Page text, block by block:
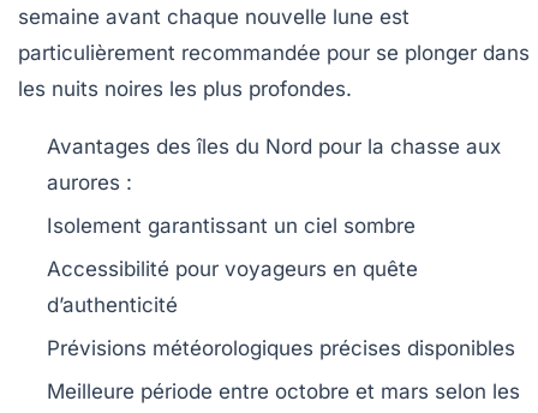
semaine avant chaque nouvelle lune est
particulièrement recommandée pour se plonger dans
les nuits noires les plus profondes.
Avantages des îles du Nord pour la chasse aux
aurores :
Isolement garantissant un ciel sombre
Accessibilité pour voyageurs en quête
d’authenticité
Prévisions météorologiques précises disponibles
Meilleure période entre octobre et mars selon les